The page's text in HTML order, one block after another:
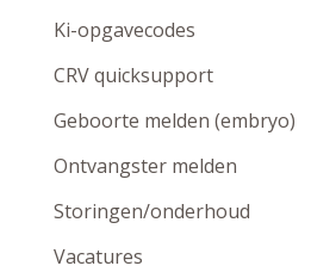
Ki-opgavecodes
CRV quicksupport
Geboorte melden (embryo)
Ontvangster melden
Storingen/onderhoud
Vacatures